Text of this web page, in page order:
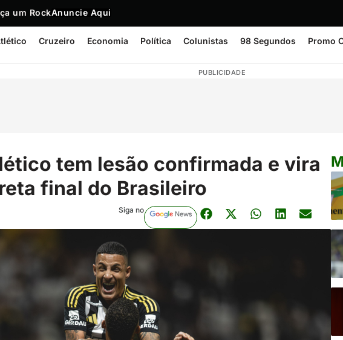
um RockAnuncie Aqui
Cruzeiro Economia Política Colunistas 98 Segundos Promo
PUBLICIDADE
tem lesão confirmada e vira
final do Brasileiro
Siga no